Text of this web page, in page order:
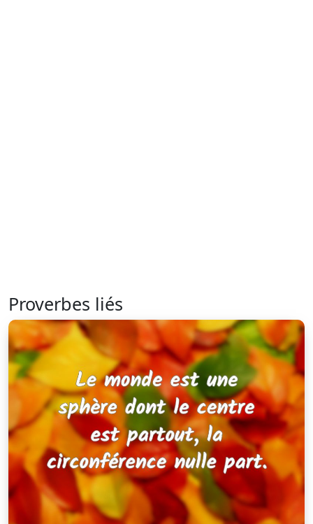
Proverbes liés